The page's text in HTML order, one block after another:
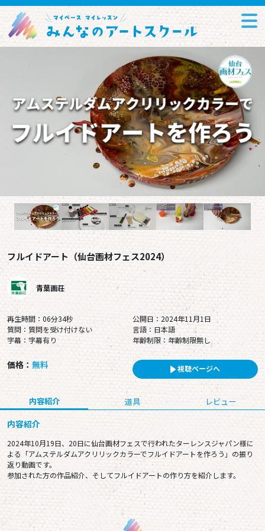
フルイドアート（仙台画材フェス2024）
青葉画荘
再生時間：06分34秒
公開日：2024年11月1日
質問：質問を受け付けない
言語：日本語
字幕：字幕有り
年齢制限：年齢制限無し
価格： 無料 視聴ページへ
内容紹介 道具 レビュー
内容紹介
2024年10月19日、20日に仙台画材フェスで行われたターレンスジャパン様に
よる「アムステルダムアクリリックカラーでフルイドアートを作ろう」の振り
返り動画です。
参加された方の作品紹介、そしてフルイドアートの作り方を紹介します。